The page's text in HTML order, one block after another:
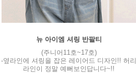
뉴 아이엠 셔링 반팔티
(주니어11호~17호)
-옆라인에 셔링을 잡은 레이어드 디자인!! 허리
라인이 정말 예뻐보인답니다~!!